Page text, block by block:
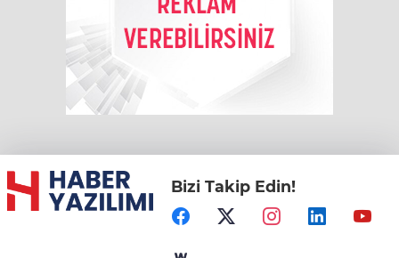
Bizi Takip Edin!